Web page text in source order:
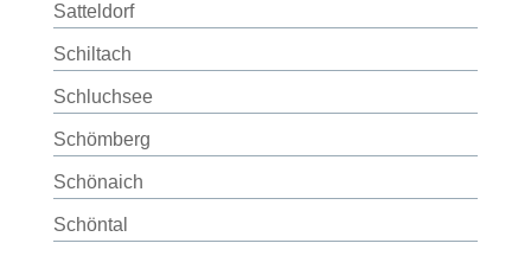
Satteldorf
Schiltach
Schluchsee
Schömberg
Schönaich
Schöntal